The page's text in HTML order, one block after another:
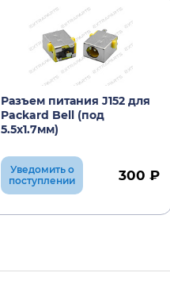
Разъем питания J152 для
Packard Bell (под
5.5х1.7мм)
Уведомить о
поступлении
300 ₽